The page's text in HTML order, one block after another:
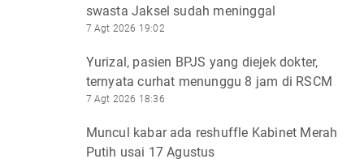
swasta Jaksel sudah meninggal
7 Agt 2026 19:02
Yurizal, pasien BPJS yang diejek dokter,
ternyata curhat menunggu 8 jam di RSCM
7 Agt 2026 18:36
Muncul kabar ada reshuffle Kabinet Merah
Putih usai 17 Agustus